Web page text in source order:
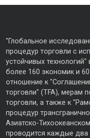
"Глобальное
процедур торговли с
устойчивых
более 160 экономик и
отношение к
торговли" (TFA), мерам
торговли, а также к
процедур
Азиатско-
проводится каждые два